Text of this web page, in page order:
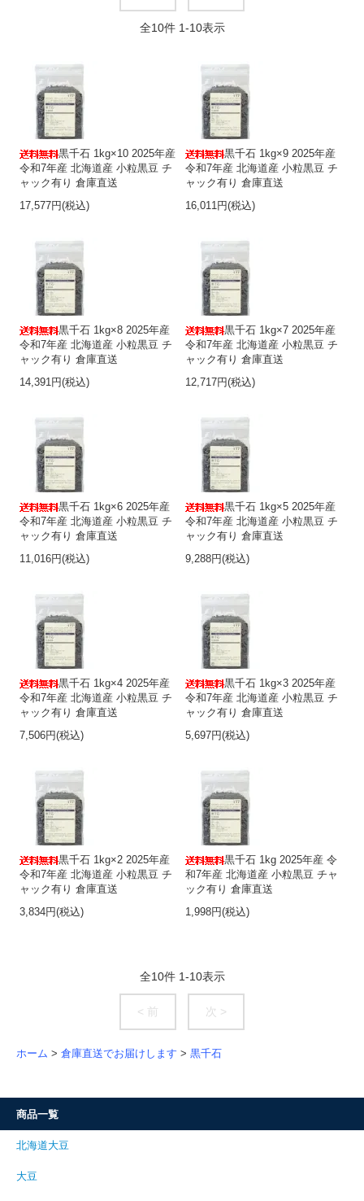
全10件 1-10表示
黒千石 1kg×10 2025年産
令和7年産 北海道産 小粒黒豆 チ
ャック有り 倉庫直送
17,577円(税込)
黒千石 1kg×9 2025年産
令和7年産 北海道産 小粒黒豆 チ
ャック有り 倉庫直送
16,011円(税込)
黒千石 1kg×8 2025年産
令和7年産 北海道産 小粒黒豆 チ
ャック有り 倉庫直送
14,391円(税込)
黒千石 1kg×7 2025年産
令和7年産 北海道産 小粒黒豆 チ
ャック有り 倉庫直送
12,717円(税込)
黒千石 1kg×6 2025年産
令和7年産 北海道産 小粒黒豆 チ
ャック有り 倉庫直送
11,016円(税込)
黒千石 1kg×5 2025年産
令和7年産 北海道産 小粒黒豆 チ
ャック有り 倉庫直送
9,288円(税込)
黒千石 1kg×4 2025年産
令和7年産 北海道産 小粒黒豆 チ
ャック有り 倉庫直送
7,506円(税込)
黒千石 1kg×3 2025年産
令和7年産 北海道産 小粒黒豆 チ
ャック有り 倉庫直送
5,697円(税込)
黒千石 1kg×2 2025年産
令和7年産 北海道産 小粒黒豆 チ
ャック有り 倉庫直送
3,834円(税込)
黒千石 1kg 2025年産 令
和7年産 北海道産 小粒黒豆 チャ
ック有り 倉庫直送
1,998円(税込)
全10件 1-10表示
< 前 次 >
ホーム > 倉庫直送でお届けします > 黒千石
商品一覧
北海道大豆
大豆